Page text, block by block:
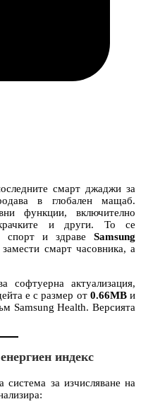
смарт джаджи за
в глобален мащаб.
функции, включително
и други. То се
спорт и здраве Samsung
смарт часовника, а
софтуерна актуализация,
е с размер от 0.66MBи
Samsung Health. Версията
индекс
за изчисляване на